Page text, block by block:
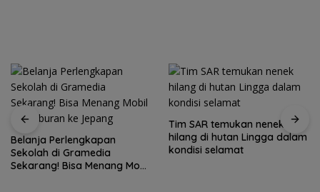
Belanja Perlengkapan
Sekolah di Gramedia
Sekarang! Bisa Menang Mobil
Tim SAR temukan nenek
hilang di hutan Lingga dalam
kondisi selamat